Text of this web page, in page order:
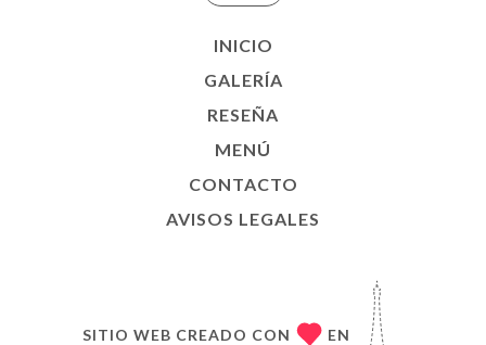
INICIO
GALERÍA
RESEÑA
MENÚ
CONTACTO
AVISOS LEGALES
SITIO WEB CREADO CON EN